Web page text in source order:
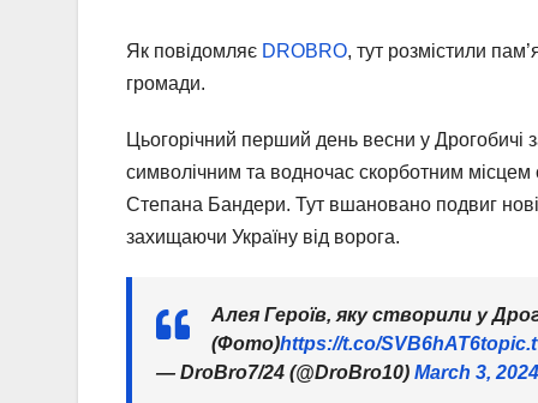
Як повідомляє DROBRO, тут розмістили
громади.
Цьогорічний перший день весни у Дрогобичі
символічним та водночас скорботним місцем
Степана Бандери. Тут вшановано подвиг
захищаючи Україну від ворога.
Алея Героїв, яку створили у
(Фото)https://t.co/SVB6hAT6to
— DroBro7/24 (@DroBro10) March 3, 2024